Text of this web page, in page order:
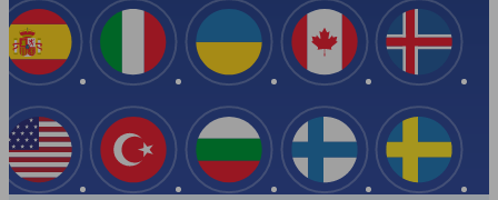
Испания
США
Италия
Турция
Украина
Болгария
Канада
Финляндия